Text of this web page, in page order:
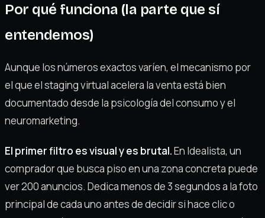
Por qué funciona (la parte que sí
entendemos)
Aunque los números exactos varíen, el mecanismo por
el que el staging virtual acelera la venta está bien
documentado desde la psicología del consumo y el
neuromarketing.
El primer filtro es visual y es brutal.En Idealista, un
comprador que busca piso en una zona concreta puede
ver 200 anuncios. Dedica menos de 3 segundos a la foto
principal de cada uno antes de decidir si hace clic o